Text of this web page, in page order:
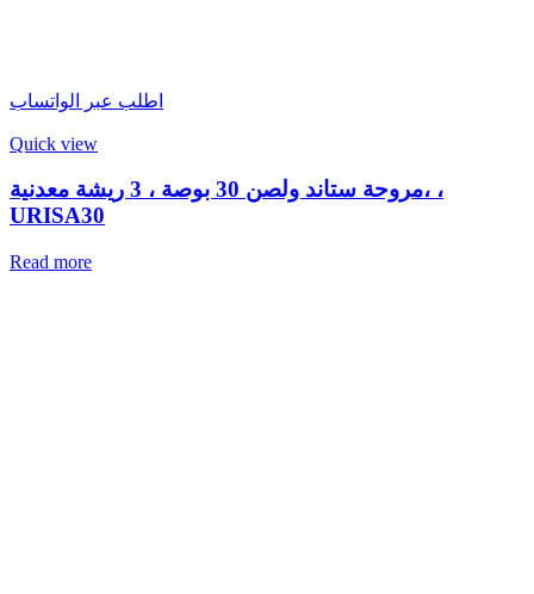
اطلب عبر الواتساب
Quick view
مروحة ستاند ولصن 30 بوصة ، 3 ريشة معدنية، ،
URISA30
Read more